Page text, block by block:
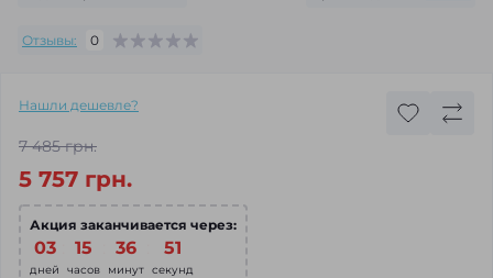
Отзывы: 0
Нашли дешевле?
7 485 грн.
5 757 грн.
Акция заканчивается через:
03
дней
15
часов
36
минут
49
секунд